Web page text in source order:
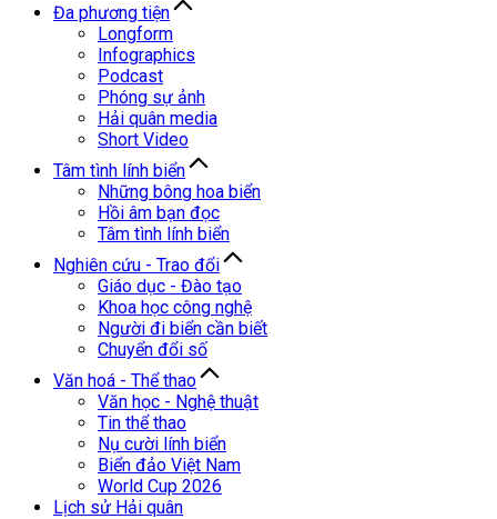
Đa phương tiện
Longform
Infographics
Podcast
Phóng sự ảnh
Hải quân media
Short Video
Tâm tình lính biển
Những bông hoa biển
Hồi âm bạn đọc
Tâm tình lính biển
Nghiên cứu - Trao đổi
Giáo dục - Đào tạo
Khoa học công nghệ
Người đi biển cần biết
Chuyển đổi số
Văn hoá - Thể thao
Văn học - Nghệ thuật
Tin thể thao
Nụ cười lính biển
Biển đảo Việt Nam
World Cup 2026
Lịch sử Hải quân